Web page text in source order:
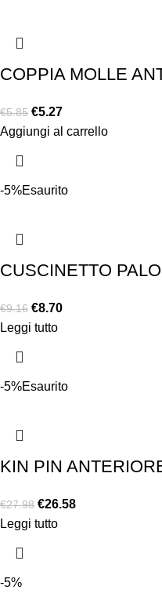
COPPIA MOLLE
€5.85 €5.27
Aggiungi al carrello
-5%Esaurito
CUSCINETTO
€9.16 €8.70
Leggi tutto
-5%Esaurito
KIN PIN
€27.98 €26.58
Leggi tutto
-5%